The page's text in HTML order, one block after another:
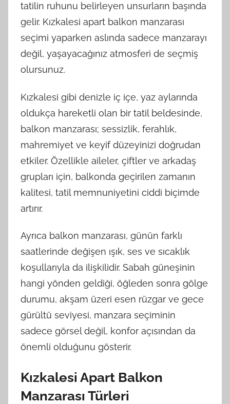
tatilin ruhunu belirleyen unsurların başında
gelir. Kızkalesi apart balkon manzarası
seçimi yaparken aslında sadece manzarayı
değil, yaşayacağınız atmosferi de seçmiş
olursunuz.
Kızkalesi gibi denizle iç içe, yaz aylarında
oldukça hareketli olan bir tatil beldesinde,
balkon manzarası; sessizlik, ferahlık,
mahremiyet ve keyif düzeyinizi doğrudan
etkiler. Özellikle aileler, çiftler ve arkadaş
grupları için, balkonda geçirilen zamanın
kalitesi, tatil memnuniyetini ciddi biçimde
artırır.
Ayrıca balkon manzarası, günün farklı
saatlerinde değişen ışık, ses ve sıcaklık
koşullarıyla da ilişkilidir. Sabah güneşinin
hangi yönden geldiği, öğleden sonra gölge
durumu, akşam üzeri esen rüzgar ve gece
gürültü seviyesi, manzara seçiminin
sadece görsel değil, konfor açısından da
önemli olduğunu gösterir.
Kızkalesi Apart Balkon
Manzarası Türleri